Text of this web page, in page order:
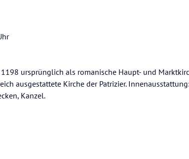
ursprünglich als romanische Haupt- und
ausgestattete Kirche der Patrizier.
Kanzel.